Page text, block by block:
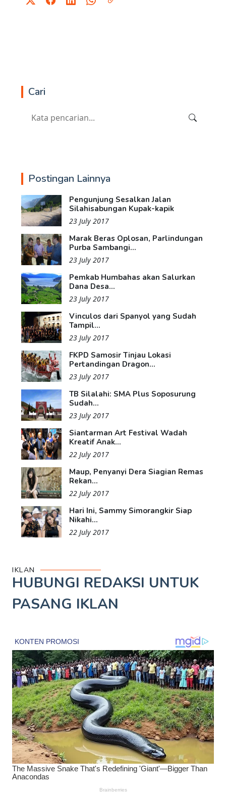
Cari
Postingan Lainnya
Pengunjung Sesalkan Jalan
Silahisabungan Kupak-kapik
23 July 2017
Marak Beras Oplosan, Parlindungan
Purba Sambangi...
23 July 2017
Pemkab Humbahas akan Salurkan
Dana Desa...
23 July 2017
Vinculos dari Spanyol yang Sudah
Tampil...
23 July 2017
FKPD Samosir Tinjau Lokasi
Pertandingan Dragon...
23 July 2017
TB Silalahi: SMA Plus Soposurung
Sudah...
23 July 2017
Siantarman Art Festival Wadah
Kreatif Anak...
22 July 2017
Maup, Penyanyi Dera Siagian Remas
Rekan...
22 July 2017
Hari Ini, Sammy Simorangkir Siap
Nikahi...
22 July 2017
IKLAN
HUBUNGI REDAKSI UNTUK
PASANG IKLAN